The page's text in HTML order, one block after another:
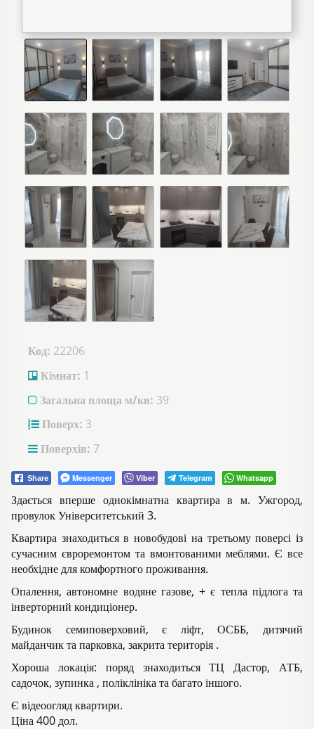
Код: 22206
Кімнат: 1
Загальна площа м/кв: 39
Поверх: 3
Поверхів: 7
Share Messenger Viber Telegram Whatsapp
Здається вперше однокімнатна квартира в м. Ужгород,
провулок Університетський 3.
Квартира знаходиться в новобудові на третьому поверсі із
сучасним євроремонтом та вмонтованими меблями. Є все
необхідне для комфортного проживання.
Опалення, автономне водяне газове, + є тепла підлога та
інверторний кондиціонер.
Будинок семиповерховий, є ліфт, ОСББ, дитячий
майданчик та парковка, закрита територія .
Хороша локація: поряд знаходиться ТЦ Дастор, АТБ,
садочок, зупинка , поліклініка та багато іншого.
Є відеоогляд квартири.
Ціна 400 дол.